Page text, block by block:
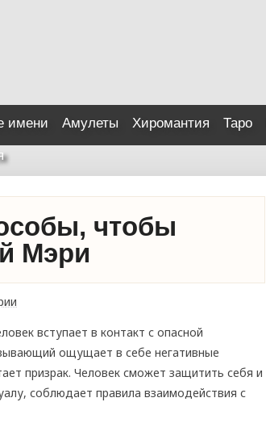
имени Амулеты Хиромантия Таро
чтобы
Мэри
вступает в контакт с опасной
ощущает в себе негативные
призрак. Человек сможет защитить себя и
соблюдает правила взаимодействия с